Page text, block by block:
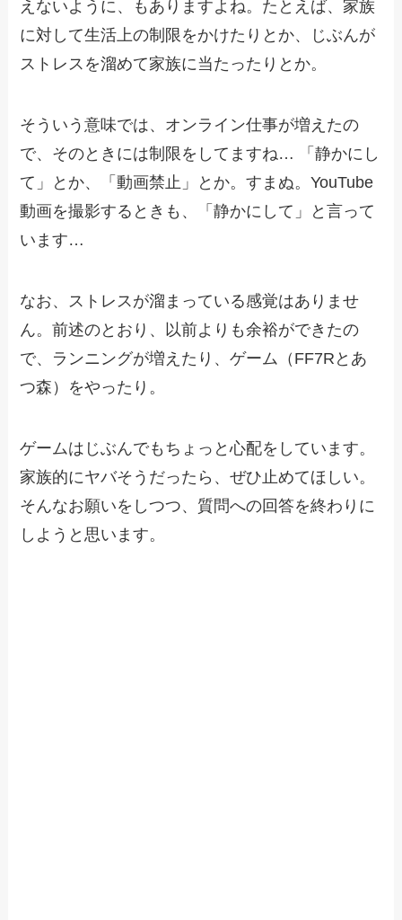
えないように、もありますよね。たとえば、家族
に対して生活上の制限をかけたりとか、じぶんが
ストレスを溜めて家族に当たったりとか。
そういう意味では、オンライン仕事が増えたの
で、そのときには制限をしてますね… 「静かにし
て」とか、「動画禁止」とか。すまぬ。YouTube
動画を撮影するときも、「静かにして」と言って
います…
なお、ストレスが溜まっている感覚はありませ
ん。前述のとおり、以前よりも余裕ができたの
で、ランニングが増えたり、ゲーム（FF7Rとあ
つ森）をやったり。
ゲームはじぶんでもちょっと心配をしています。
家族的にヤバそうだったら、ぜひ止めてほしい。
そんなお願いをしつつ、質問への回答を終わりに
しようと思います。